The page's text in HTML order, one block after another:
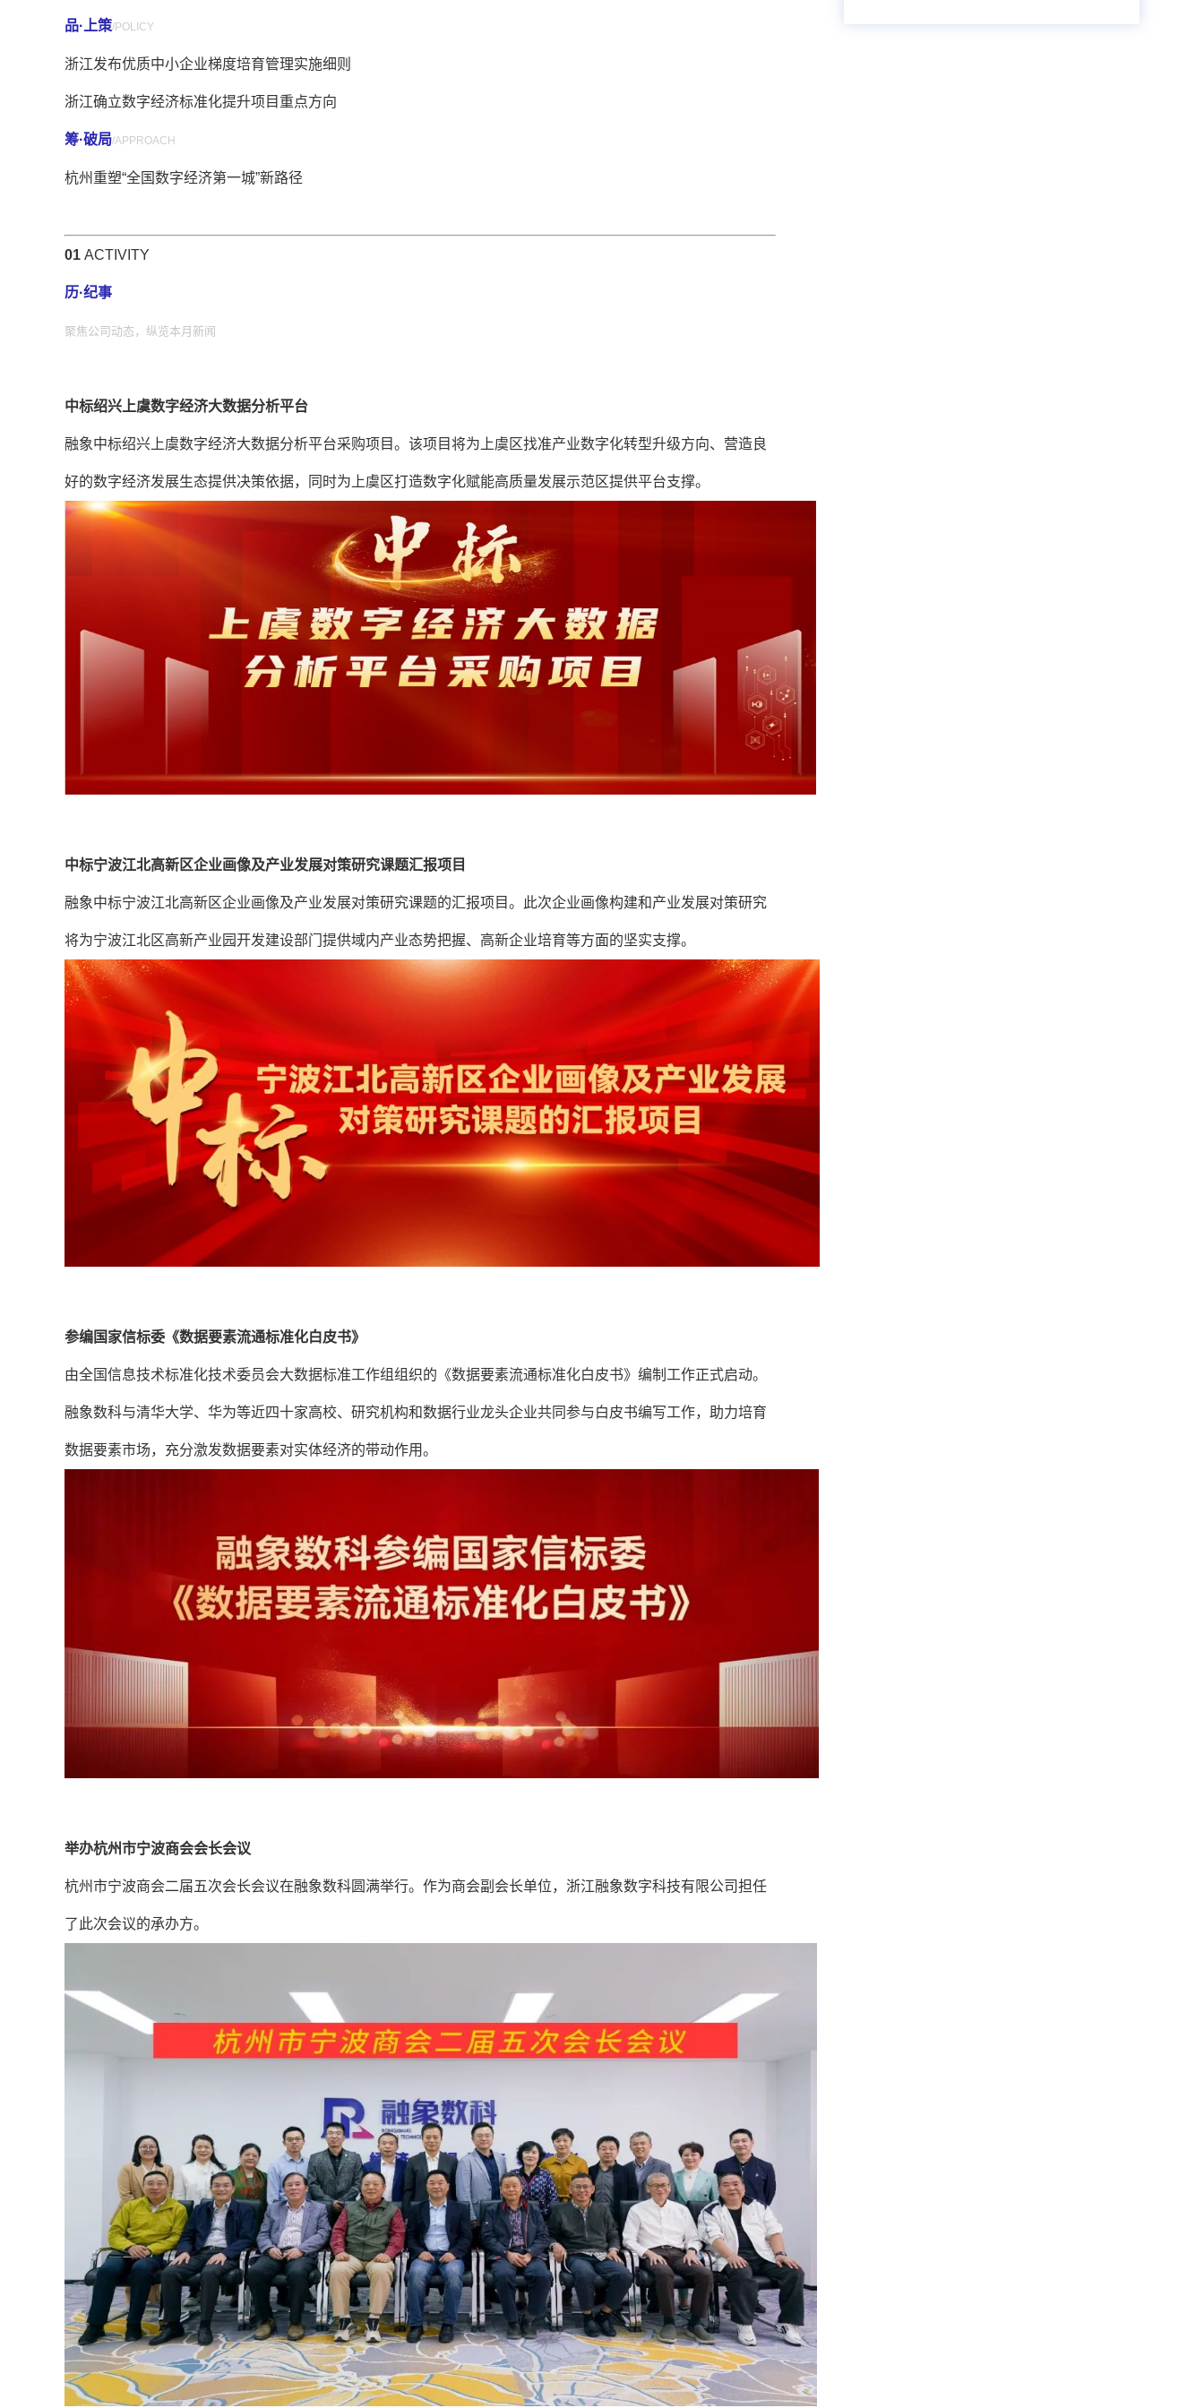
品·上策/POLICY
浙江发布优质中小企业梯度培育管理实施细则
浙江确立数字经济标准化提升项目重点方向
筹·破局/APPROACH
杭州重塑“全国数字经济第一城”新路径
01 ACTIVITY
历·纪事
聚焦公司动态，纵览本月新闻
中标绍兴上虞数字经济大数据分析平台
融象中标绍兴上虞数字经济大数据分析平台采购项目。该项目将为上虞区找准产业数字化转型升级方向、营造良
好的数字经济发展生态提供决策依据，同时为上虞区打造数字化赋能高质量发展示范区提供平台支撑。
中标宁波江北高新区企业画像及产业发展对策研究课题汇报项目
融象中标宁波江北高新区企业画像及产业发展对策研究课题的汇报项目。此次企业画像构建和产业发展对策研究
将为宁波江北区高新产业园开发建设部门提供域内产业态势把握、高新企业培育等方面的坚实支撑。
参编国家信标委《数据要素流通标准化白皮书》
由全国信息技术标准化技术委员会大数据标准工作组组织的《数据要素流通标准化白皮书》编制工作正式启动。
融象数科与清华大学、华为等近四十家高校、研究机构和数据行业龙头企业共同参与白皮书编写工作，助力培育
数据要素市场，充分激发数据要素对实体经济的带动作用。
举办杭州市宁波商会会长会议
杭州市宁波商会二届五次会长会议在融象数科圆满举行。作为商会副会长单位，浙江融象数字科技有限公司担任
了此次会议的承办方。